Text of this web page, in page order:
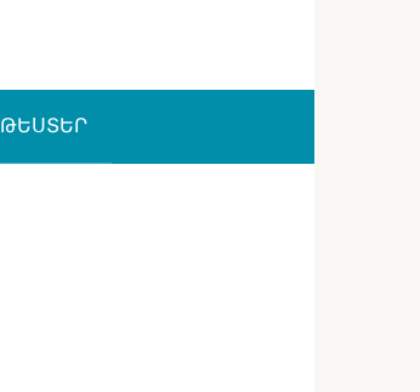
ԹԵՍՏԵՐ